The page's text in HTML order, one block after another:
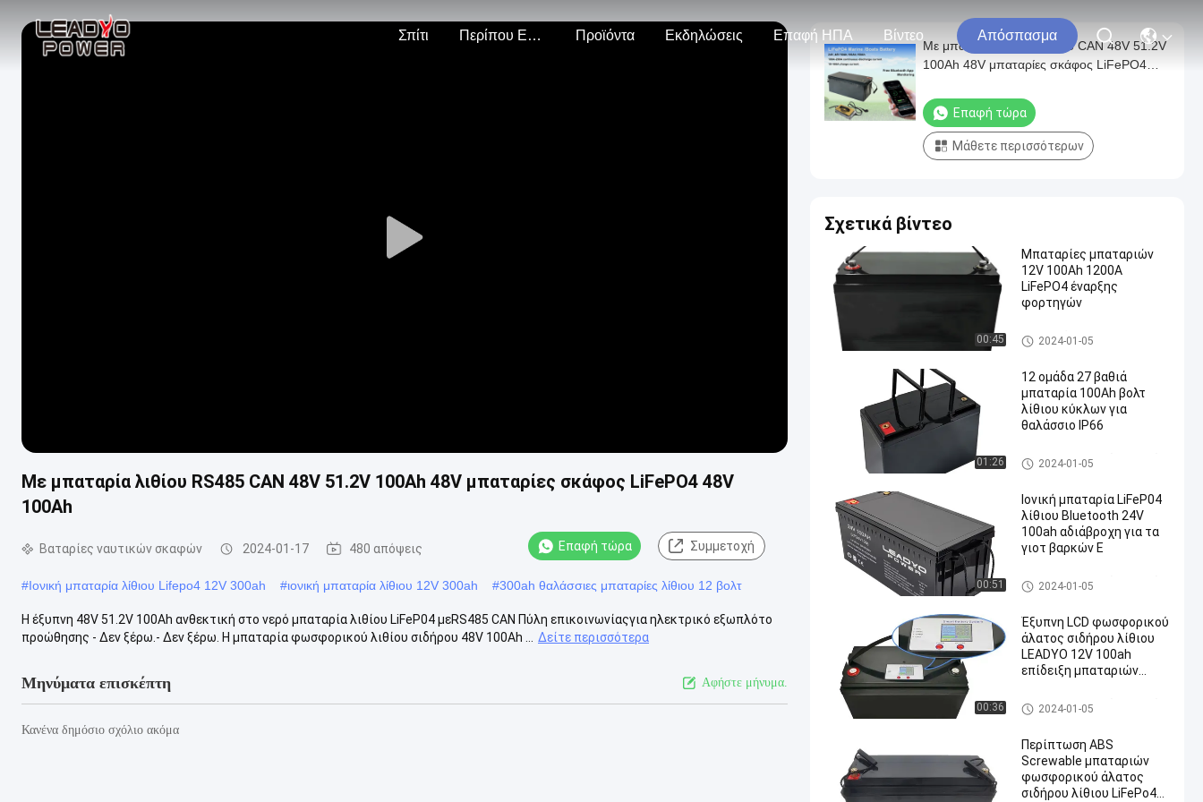
Σπίτι Περίπου Εμείς Προϊόντα Εκδηλώσεις Επαφή ΗΠΑ Βίντεο Απόσπασμα
Play
Με μπαταρία λιθίου RS485 CAN 48V 51.2V 100Ah 48V μπαταρίες σκάφος LiFePO4 48V
100Ah
Βαταρίες ναυτικών σκαφών 2024-01-17 480 απόψεις Επαφή τώρα Συμμετοχή
#Ιονική μπαταρία λίθιου Lifepo4 12V 300ah #ιονική μπαταρία λίθιου 12V 300ah #300ah θαλάσσιες μπαταρίες λίθιου 12 βολτ
Η έξυπνη 48V 51.2V 100Ah ανθεκτική στο νερό μπαταρία λιθίου LiFeP04 μεRS485 CAN Πύλη επικοινωνίαςγια ηλεκτρικό εξωπλότο
προώθησης - Δεν ξέρω.- Δεν ξέρω. Η μπαταρία φωσφορικού λιθίου σιδήρου 48V 100Ah ...
Δείτε περισσότερα
Μηνύματα επισκέπτη Αφήστε μήνυμα.
Κανένα δημόσιο σχόλιο ακόμα
Με μπαταρία λιθίου RS485 CAN 48V 51.2V
100Ah 48V μπαταρίες σκάφος LiFePO4
Επαφή τώρα
Μάθετε περισσότερων
Σχετικά βίντεο
00:45
Μπαταρίες μπαταριών
12V 100Ah 1200A
LiFePO4 έναρξης
φορτηγών
Αντικατάσταση μπαταρίας α
υτοκινήτου
2024-01-05
01:26
12 ομάδα 27 βαθιά
μπαταρία 100Ah βολτ
λίθιου κύκλων για
θαλάσσιο IP66
Βαταρίες ναυτικών σκαφών
2024-01-05
00:51
Ιονική μπαταρία LiFeP04
λίθιου Bluetooth 24V
100ah αδιάβροχη για τα
γιοτ βαρκών Ε
Βαταρίες ναυτικών σκαφών
2024-01-05
00:36
Έξυπνη LCD φωσφορικού
άλατος σιδήρου λίθιου
LEADYO 12V 100ah
επίδειξη μπαταριών
Βαταρίες ναυτικών σκαφών
2024-01-05
Περίπτωση ABS
Screwable μπαταριών
φωσφορικού άλατος
σιδήρου λίθιου LiFePo4